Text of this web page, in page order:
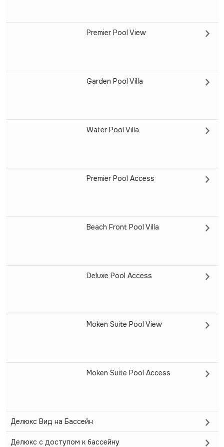
Premier Pool View
Garden Pool Villa
Water Pool Villa
Premier Pool Access
Beach Front Pool Villa
Deluxe Pool Access
Moken Suite Pool View
Moken Suite Pool Access
Делюкс Вид на Бассейн
Делюкс с доступом к бассейну